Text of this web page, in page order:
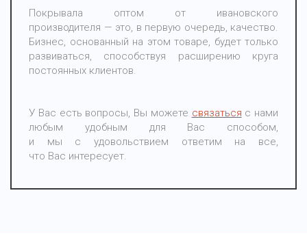
Покрывала оптом от ивановского
производителя — это, в первую очередь, качество.
Бизнес, основанный на этом товаре, будет только
развиваться, способствуя расширению круга
постоянных клиентов.
У Вас есть вопросы, Вы можете связаться с нами
любым удобным для Вас способом,
и мы с удовольствием ответим на все,
что Вас интересует.